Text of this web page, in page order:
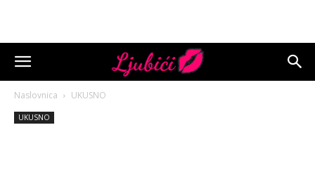
Naslovnica UKUSNO
UKUSNO